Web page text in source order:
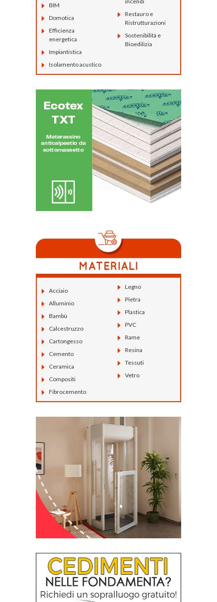
BIM
Domotica
Efficienza
energetica
Impiantistica
Isolamento acustico
Restauro e
Ristrutturazioni
Sostenibilità e
Bioedilizia
Acciaio
Alluminio
Bambù
Calcestruzzo
Cartongesso
Cemento
Ceramica
Compositi
Fibrocemento
Legno
Pietra
Plastica
PVC
Rame
Resina
Tessuti
Vetro